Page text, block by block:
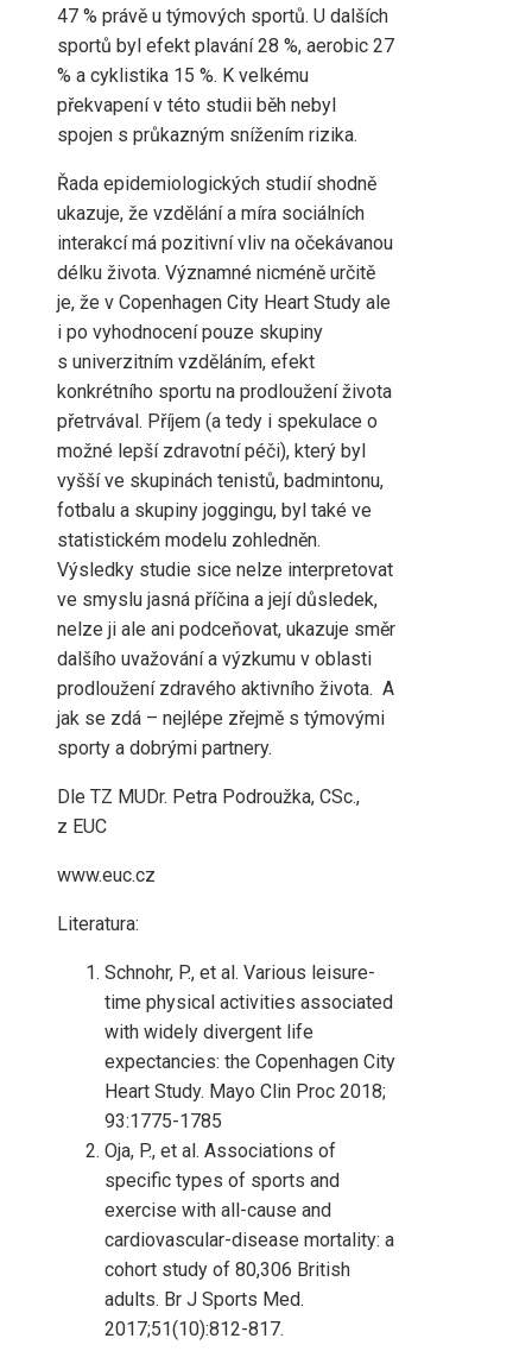
47 % právě u týmových sportů. U dalších
sportů byl efekt plavání 28 %, aerobic 27
% a cyklistika 15 %. K velkému
překvapení v této studii běh nebyl
spojen s průkazným snížením rizika.
Řada epidemiologických studií shodně
ukazuje, že vzdělání a míra sociálních
interakcí má pozitivní vliv na očekávanou
délku života. Významné nicméně určitě
je, že v Copenhagen City Heart Study ale
i po vyhodnocení pouze skupiny
s univerzitním vzděláním, efekt
konkrétního sportu na prodloužení života
přetrvával. Příjem (a tedy i spekulace o
možné lepší zdravotní péči), který byl
vyšší ve skupinách tenistů, badmintonu,
fotbalu a skupiny joggingu, byl také ve
statistickém modelu zohledněn.
Výsledky studie sice nelze interpretovat
ve smyslu jasná příčina a její důsledek,
nelze ji ale ani podceňovat, ukazuje směr
dalšího uvažování a výzkumu v oblasti
prodloužení zdravého aktivního života. A
jak se zdá – nejlépe zřejmě s týmovými
sporty a dobrými partnery.
Dle TZ MUDr. Petra Podroužka, CSc.,
z EUC
www.euc.cz
Literatura:
Schnohr, P., et al. Various leisure-
time physical activities associated
with widely divergent life
expectancies: the Copenhagen City
Heart Study. Mayo Clin Proc 2018;
93:1775-1785
Oja, P., et al. Associations of
specific types of sports and
exercise with all-cause and
cardiovascular-disease mortality: a
cohort study of 80,306 British
adults. Br J Sports Med.
2017;51(10):812-817.